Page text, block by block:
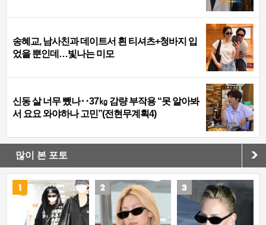
송혜교, 남사친과 데이트서 흰 티셔츠+청바지 입
었을 뿐인데…빛나는 미모
신동 살 너무 뺐나‥37㎏ 감량 부작용 “못 알아봐
서 요요 와야하나 고민”(전현무계획4)
많이 본 포토